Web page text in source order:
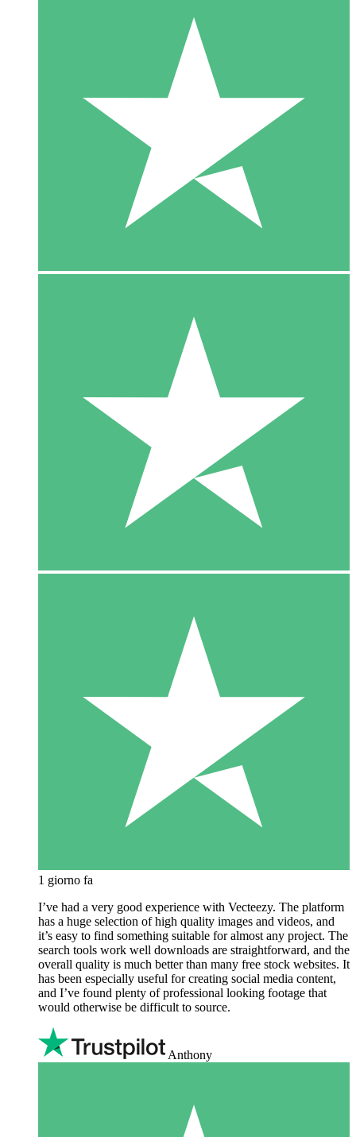
1 giorno fa
I’ve had a very good experience with Vecteezy. The platform
has a huge selection of high quality images and videos, and
it’s easy to find something suitable for almost any project. The
search tools work well downloads are straightforward, and the
overall quality is much better than many free stock websites. It
has been especially useful for creating social media content,
and I’ve found plenty of professional looking footage that
would otherwise be difficult to source.
Anthony